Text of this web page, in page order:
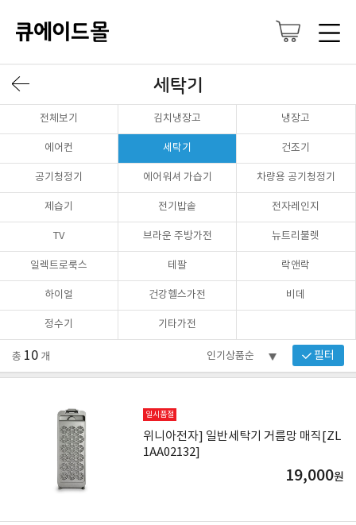
세탁기
전체보기 김치냉장고 냉장고
에어컨 세탁기 건조기
공기청정기 에어워셔 가습기 차량용 공기청정기
제습기 전기밥솥 전자레인지
TV 브라운 주방가전 뉴트리불렛
일렉트로룩스 테팔 락앤락
하이얼 건강헬스가전 비데
정수기 기타가전
총 10 개 필터
일시품절
위니아전자] 일반세탁기 거름망 매직[ZL
1AA02132]
19,000원